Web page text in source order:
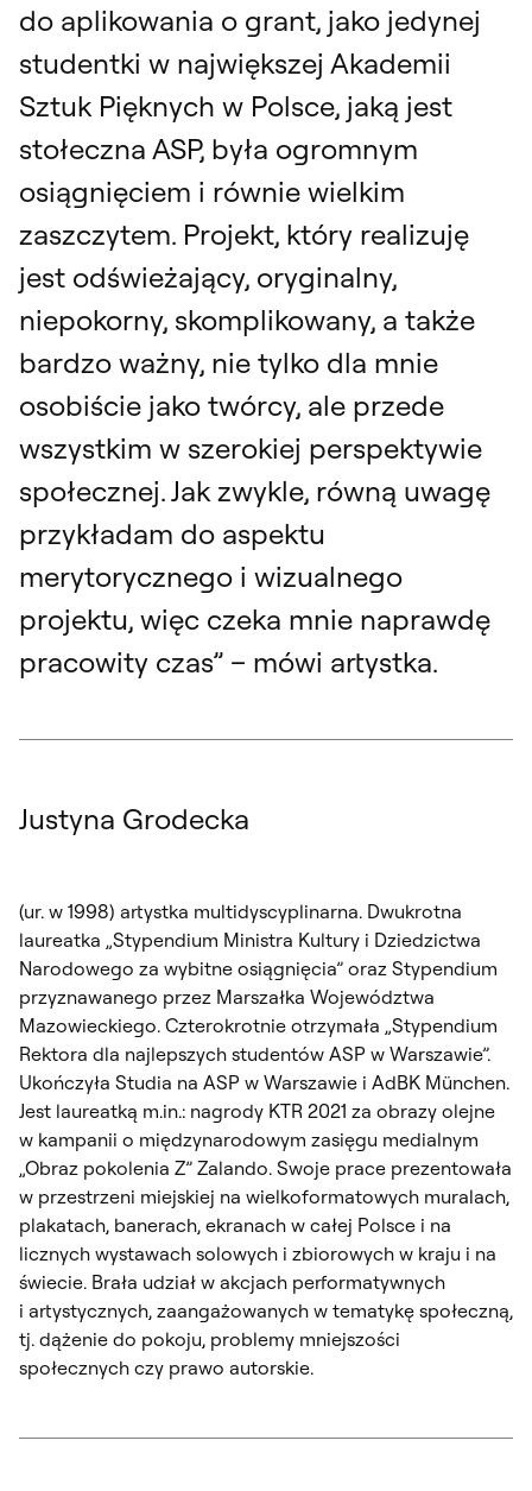
do aplikowania o grant, jako jedynej
studentki w największej Akademii
Sztuk Pięknych w Polsce, jaką jest
stołeczna ASP, była ogromnym
osiągnięciem i równie wielkim
zaszczytem. Projekt, który realizuję
jest odświeżający, oryginalny,
niepokorny, skomplikowany, a także
bardzo ważny, nie tylko dla mnie
osobiście jako twórcy, ale przede
wszystkim w szerokiej perspektywie
społecznej. Jak zwykle, równą uwagę
przykładam do aspektu
merytorycznego i wizualnego
projektu, więc czeka mnie naprawdę
pracowity czas” – mówi artystka.
Justyna Grodecka
(ur. w 1998) artystka multidyscyplinarna. Dwukrotna
laureatka „Stypendium Ministra Kultury i Dziedzictwa
Narodowego za wybitne osiągnięcia” oraz Stypendium
przyznawanego przez Marszałka Województwa
Mazowieckiego. Czterokrotnie otrzymała „Stypendium
Rektora dla najlepszych studentów ASP w Warszawie”.
Ukończyła Studia na ASP w Warszawie i AdBK München.
Jest laureatką m.in.: nagrody KTR 2021 za obrazy olejne
w kampanii o międzynarodowym zasięgu medialnym
„Obraz pokolenia Z” Zalando. Swoje prace prezentowała
w przestrzeni miejskiej na wielkoformatowych muralach,
plakatach, banerach, ekranach w całej Polsce i na
licznych wystawach solowych i zbiorowych w kraju i na
świecie. Brała udział w akcjach performatywnych
i artystycznych, zaangażowanych w tematykę społeczną,
tj. dążenie do pokoju, problemy mniejszości
społecznych czy prawo autorskie.